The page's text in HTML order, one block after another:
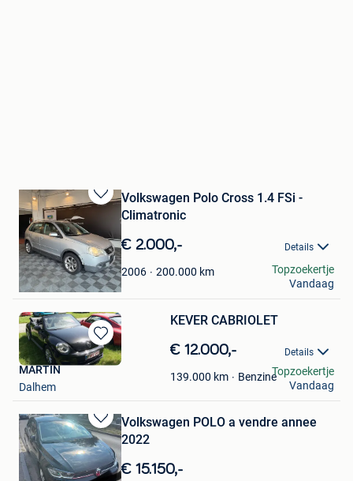
Bewaren
in
Mijn
Favorieten
Volkswagen Polo Cross 1.4 FSi -
Climatronic
€ 2.000,- Details
2006 200.000 km
Classic-Sportscars
Uccle
Topzoekertje
Vandaag
Bewaren
in
KEVER CABRIOLET
€ 12.000,- Details
139.000 km Benzine
MARTIN
Dalhem
Topzoekertje
Vandaag
Bewaren
in
Mijn
Favorieten
Volkswagen POLO a vendre annee
2022
€ 15.150,-